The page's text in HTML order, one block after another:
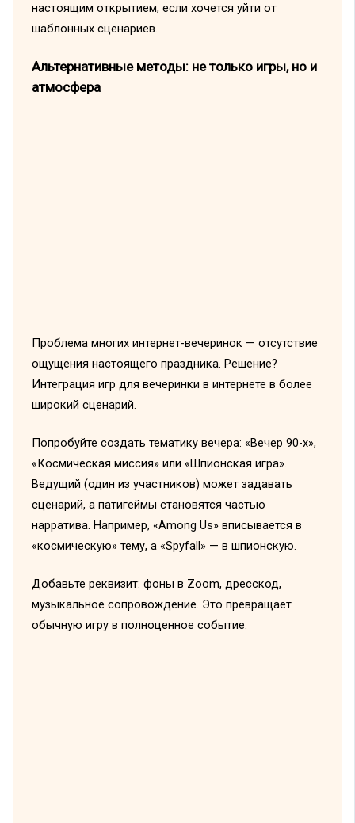
настоящим открытием, если хочется уйти от
шаблонных сценариев.
Альтернативные методы: не только игры, но и
атмосфера
Проблема многих интернет-вечеринок — отсутствие
ощущения настоящего праздника. Решение?
Интеграция игр для вечеринки в интернете в более
широкий сценарий.
Попробуйте создать тематику вечера: «Вечер 90-х»,
«Космическая миссия» или «Шпионская игра».
Ведущий (один из участников) может задавать
сценарий, а патигеймы становятся частью
нарратива. Например, «Among Us» вписывается в
«космическую» тему, а «Spyfall» — в шпионскую.
Добавьте реквизит: фоны в Zoom, дресскод,
музыкальное сопровождение. Это превращает
обычную игру в полноценное событие.